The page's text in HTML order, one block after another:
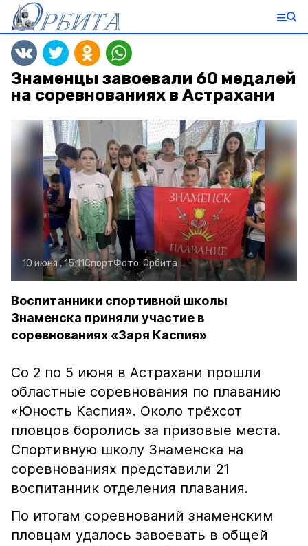
Знаменцы завоевали 60 медалей
на соревнованиях в Астрахани
10 июня , 15:11СпортФото: Орбита
Воспитанники спортивной школы
Знаменска приняли участие в
соревнованиях «Заря Каспия»
Со 2 по 5 июня в Астрахани прошли
областные соревнования по плаванию
«Юность Каспия». Около трёхсот
пловцов боролись за призовые места.
Спортивную школу Знаменска на
соревнованиях представили 21
воспитанник отделения плавания.
По итогам соревнований знаменским
пловцам удалось завоевать в общей